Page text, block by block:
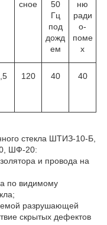
сное
50
Гц
под
дожд
ем
ню
ради
о-
поме
х
120 40 40
стекла ШТИЗ-10-Б,
ШФ-20:
и провода на
по видимому
разрушающей
скрытых дефектов